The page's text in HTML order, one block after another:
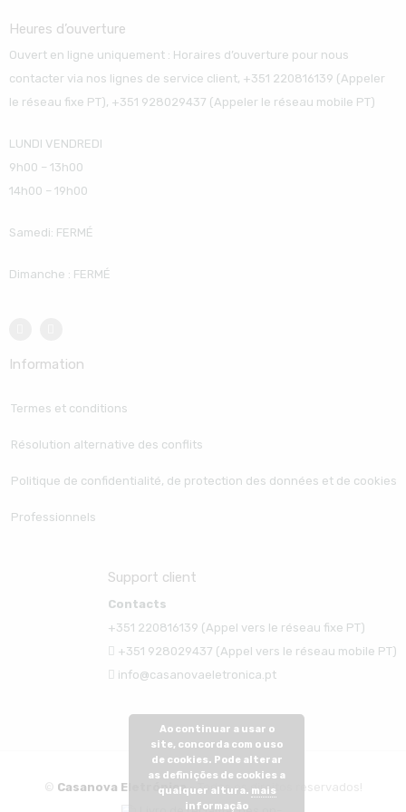
Heures d’ouverture
Ouvert en ligne uniquement : Horaires d’ouverture pour nous
contacter via nos lignes de service client, +351 220816139 (Appeler
le réseau fixe PT), +351 928029437 (Appeler le réseau mobile PT)
LUNDI VENDREDI
9h00 – 13h00
14h00 – 19h00
Samedi: FERMÉ
Dimanche : FERMÉ
Information
Termes et conditions
Résolution alternative des conflits
Politique de confidentialité, de protection des données et de cookies
Professionnels
Support client
Contacts
+351 220816139 (Appel vers le réseau fixe PT)
+351 928029437 (Appel vers le réseau mobile PT)
info@casanovaeletronica.pt
© Casanova Eletrónica- Todos os direitos reservados!
Ao continuar a usar o
site, concorda com o uso
de cookies. Pode alterar
as definições de cookies a
qualquer altura. mais
informação